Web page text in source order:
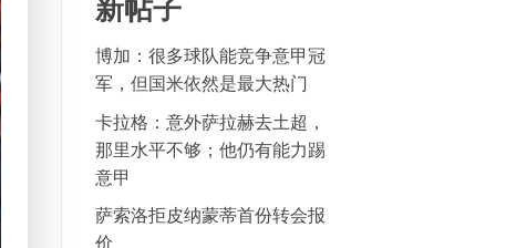
新帖子
博加：很多球队能竞争意甲冠
军，但国米依然是最大热门
卡拉格：意外萨拉赫去土超，
那里水平不够；他仍有能力踢
意甲
萨索洛拒皮纳蒙蒂首份转会报
价